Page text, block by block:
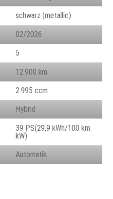
schwarz (metallic)
02/2026
5
12.900 km
2.995 ccm
Hybrid
39 PS(29,9 kWh/100 km
kW)
Automatik